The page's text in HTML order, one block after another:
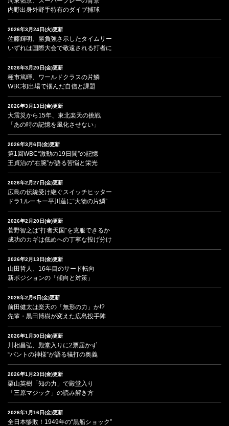
内野出身外野手特有のダイブ捕球
2026年3月24日(火)更新
佐藤輝明、勝負強さ示したタイムリー
いずれは国際大会で敬遠される打者に
2026年3月20日(金)更新
種市篤暉、ワールドクラスの片鱗
WBC初出場で掴んだ自信と課題
2026年3月13日(金)更新
大震災から15年、東北楽天の挑戦
「あの時の記憶を風化させない」
2026年3月6日(金)更新
第1回WBC“激動の19日間”の記憶
王貞治の“右腕”が語る苦悩と栄光
2026年2月27日(金)更新
広島の伝統受け継ぐスイッチヒッター
ドラ1ルーキー平川蓮に“大物の片鱗”
2026年2月20日(金)更新
菅野智之は“打者天国”を克服できるか
成功のカギは低めへの丁寧な投げ分け
2026年2月13日(金)更新
山田哲人、16年目のサード転向
新ポジションの「傾向と対策」
2026年2月6日(金)更新
前田健太は楽天の「無形の力」か!?
先輩・黒田博樹が変えた広島投手陣
2026年1月30日(金)更新
川相昌弘、殿堂入りに2票届かず
“バントの神様”が語る犠打の奥義
2026年1月23日(金)更新
栗山英樹「知の力」で殿堂入り
「三原マジック」の読み解き方
2026年1月16日(金)更新
全日本惨敗！1949年の“黒船ショック”